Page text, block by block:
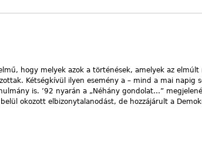
hogy melyek azok a történések, amelyek az elmúlt
Kétségkívül ilyen esemény a – mind a mai napig
is. ’92 nyarán a „Néhány gondolat…”
okozott elbizonytalanodást, de hozzájárult a